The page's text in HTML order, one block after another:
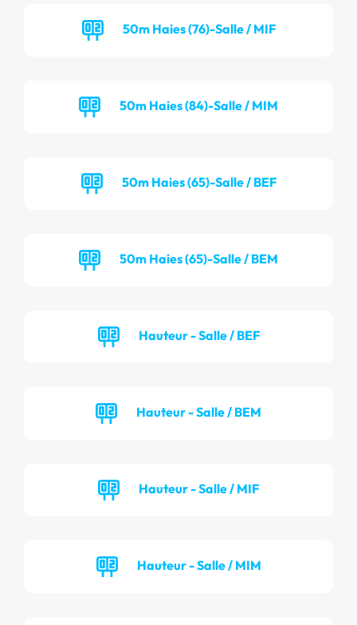
50m Haies (76)-Salle / MIF
50m Haies (84)-Salle / MIM
50m Haies (65)-Salle / BEF
50m Haies (65)-Salle / BEM
Hauteur - Salle / BEF
Hauteur - Salle / BEM
Hauteur - Salle / MIF
Hauteur - Salle / MIM